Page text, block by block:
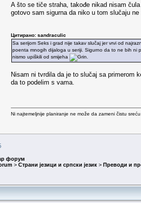
A što se tiče straha, takođe nikad nisam
gotovo sam sigurna da niko u tom slučaju
Цитирано: sandraculic
Sa serijom Seks i grad nije takav slučaj jer vrvi od
poenta mnogih dijaloga u seriji. Sigurno da to ne bih ni
nismo upiškili od smijeha
Nisam ni tvrdila da je to slučaj sa primerom
da to podelim s vama.
Ni najtemeljnije planiranje ne može da zameni čistu
форум
> Страни језици и српски језик > Преводи и